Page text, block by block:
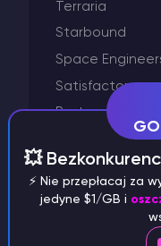
Terraria
Starbound
Space
Satisfactory
Rust
Project
Palworld
Minecraft
💥
⚡️ Nie przepłacaj za
jedyne $1/GB i